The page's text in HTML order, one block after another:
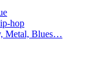
hop
Metal, Blues…